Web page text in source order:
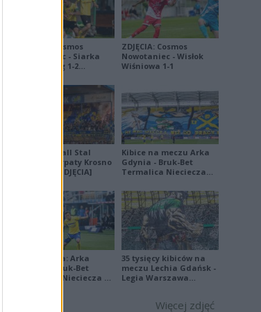
ZDJĘCIA: Cosmos
Nowotaniec - Siarka
Tarnobrzeg 1-2
ZDJĘCIA: Cosmos
Nowotaniec - Wisłok
Wiśniowa 1-1
Derby Ekoball Stal
Sanok - Karpaty Krosno
na remis [ZDJĘCIA]
Kibice na meczu Arka
Gdynia - Bruk-Bet
Termalica Nieciecza
Ekstraklasa: Arka
Gdynia - Bruk-Bet
Termalica Nieciecza 2-
35 tysięcy kibiców na
meczu Lechia Gdańsk -
Legia Warszawa
Więcej zdjęć